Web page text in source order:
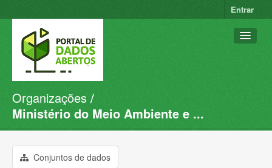
Entrar
Conjuntos de dados
Organizações
Sobre
Organizações
Ministério do Meio Ambiente e ...
Conjuntos de dados